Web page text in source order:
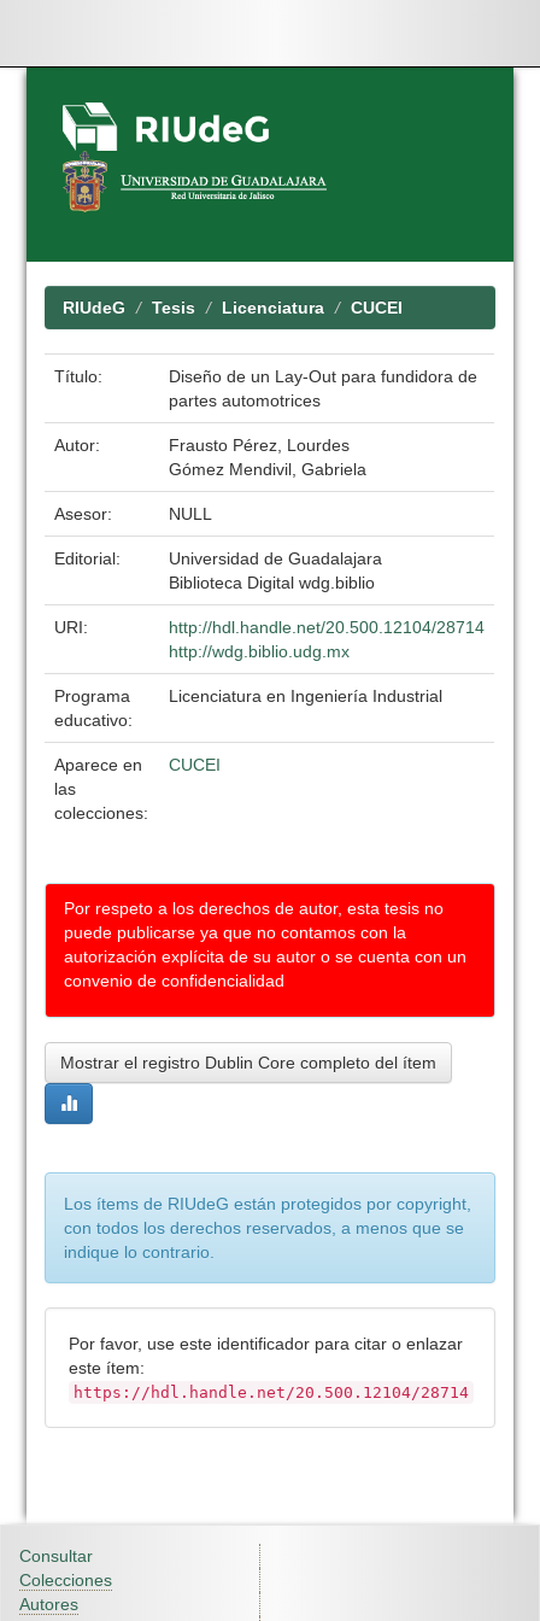
Skip
navigation
RIUdeG Tesis Licenciatura CUCEI
Título:
Diseño de un Lay-Out para fundidora de
partes automotrices
Autor:
Frausto Pérez, Lourdes
Gómez Mendivil, Gabriela
Asesor: NULL
Editorial:
Universidad de Guadalajara
Biblioteca Digital wdg.biblio
URI:
http://hdl.handle.net/20.500.12104/28714
http://wdg.biblio.udg.mx
Programa
educativo:
Licenciatura en Ingeniería Industrial
Aparece en
las
colecciones:
CUCEI
Por respeto a los derechos de autor, esta tesis no
puede publicarse ya que no contamos con la
autorización explícita de su autor o se cuenta con un
convenio de confidencialidad
Mostrar el registro Dublin Core completo del ítem
Los ítems de RIUdeG están protegidos por copyright,
con todos los derechos reservados, a menos que se
indique lo contrario.
Por favor, use este identificador para citar o enlazar
este ítem:
https://hdl.handle.net/20.500.12104/28714
Consultar
Colecciones
Autores